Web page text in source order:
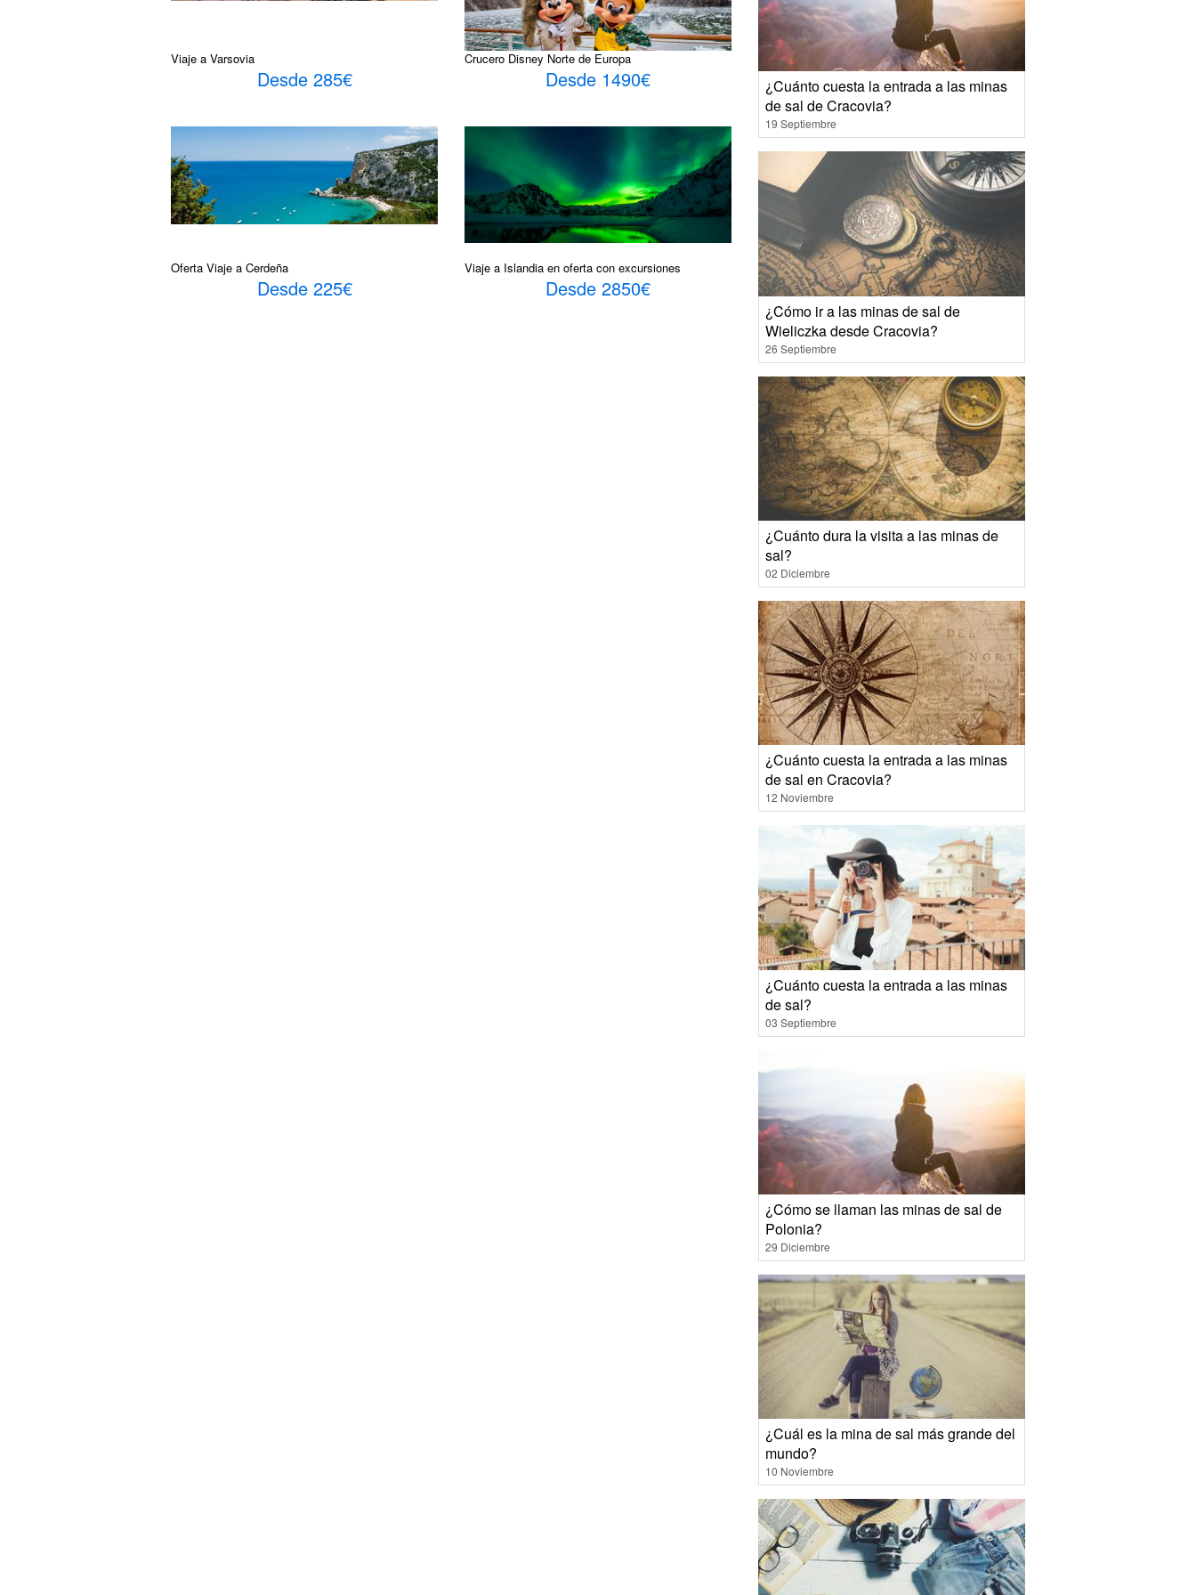
Viaje a Varsovia
Desde 285€
Crucero Disney Norte de Europa
Desde 1490€
Oferta Viaje a Cerdeña
Desde 225€
Viaje a Islandia en oferta con excursiones
Desde 2850€
¿Cuánto cuesta la entrada a las minas
de sal de Cracovia?
19 Septiembre
¿Cómo ir a las minas de sal de
Wieliczka desde Cracovia?
26 Septiembre
¿Cuánto dura la visita a las minas de
sal?
02 Diciembre
¿Cuánto cuesta la entrada a las minas
de sal en Cracovia?
12 Noviembre
¿Cuánto cuesta la entrada a las minas
de sal?
03 Septiembre
¿Cómo se llaman las minas de sal de
Polonia?
29 Diciembre
¿Cuál es la mina de sal más grande del
mundo?
10 Noviembre